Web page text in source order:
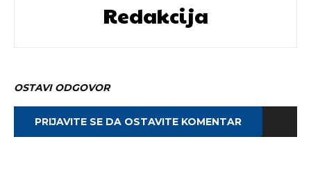
Redakcija
OSTAVI ODGOVOR
PRIJAVITE SE DA OSTAVITE KOMENTAR